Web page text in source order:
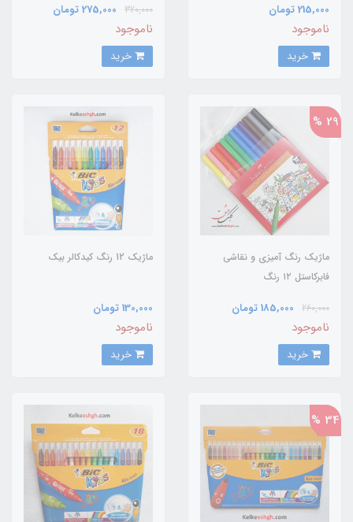
215,000 تومان
ناموجود
320,000 275,000 تومان
ناموجود
29 %
ماژیک رنگ آمیزی و نقاشی
فابرکاستل ۱۲ رنگ
260,000 185,000 تومان
ناموجود
ماژیک 12 رنگ کیدکالر بیک
130,000 تومان
ناموجود
34 %